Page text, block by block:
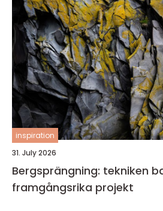
inspiration
31. July 2026
Bergsprängning: tekniken
framgångsrika projekt